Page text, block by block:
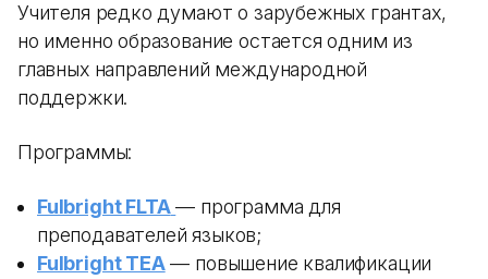
Учителя редко думают о зарубежных грантах,
но именно образование остается одним из
главных направлений международной
поддержки.
Программы:
Fulbright FLTA — программа для
преподавателей языков;
Fulbright TEA— повышение квалификации